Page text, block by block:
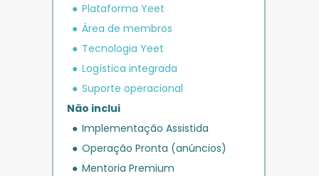
PLANO
IMPULSO
Parcele em até
12x de R$ 1.666,67
Plataforma Yeet
Área de membros
Tecnologia Yeet
Logística integrada
Suporte operacional
Não inclui
Implementação Assistida
Operação Pronta (anúncios)
Mentoria Premium
Bônus exclusivo
+ R$ 5.000
Yeet
Benefício exclusivo